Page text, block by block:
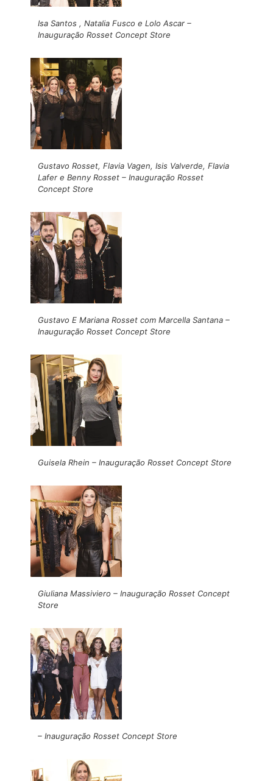
Isa Santos , Natalia Fusco e Lolo Ascar –
Inauguração Rosset Concept Store
Gustavo Rosset, Flavia Vagen, Isis Valverde, Flavia
Lafer e Benny Rosset – Inauguração Rosset
Concept Store
Gustavo E Mariana Rosset com Marcella Santana –
Inauguração Rosset Concept Store
Guisela Rhein – Inauguração Rosset Concept Store
Giuliana Massiviero – Inauguração Rosset Concept
Store
– Inauguração Rosset Concept Store